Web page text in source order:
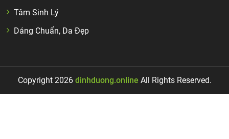
Tâm Sinh Lý
Dáng Chuẩn, Da Đẹp
Copyright 2026 dinhduong.online All Rights Reserved.